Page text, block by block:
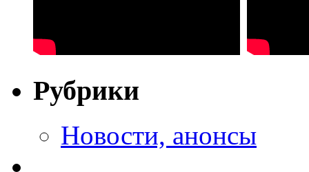
Рубрики
Новости, анонсы